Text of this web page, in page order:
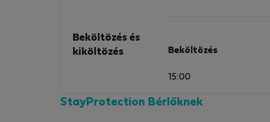
Beköltözés és
kiköltözés
Beköltözés
15:00
StayProtection Bérlőknek